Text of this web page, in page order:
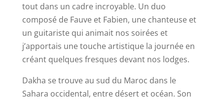
tout dans un cadre incroyable. Un duo
composé de Fauve et Fabien, une chanteuse et
un guitariste qui animait nos soirées et
j’apportais une touche artistique la journée en
créant quelques fresques devant nos lodges.
Dakha se trouve au sud du Maroc dans le
Sahara occidental, entre désert et océan. Son